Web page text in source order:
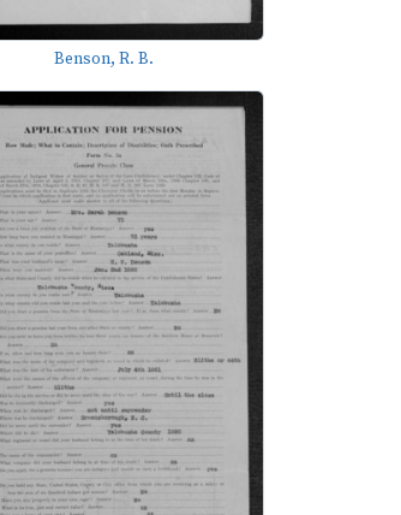
Benson, R. B.